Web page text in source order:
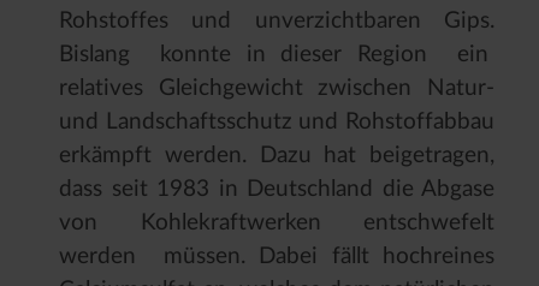
Rohstoffes und unverzichtbaren Gips.
Bislang konnte in dieser Region ein
relatives Gleichgewicht zwischen Natur-
und Landschaftsschutz und Rohstoffabbau
erkämpft werden. Dazu hat beigetragen,
dass seit 1983 in Deutschland die Abgase
von Kohlekraftwerken entschwefelt
werden müssen. Dabei fällt hochreines